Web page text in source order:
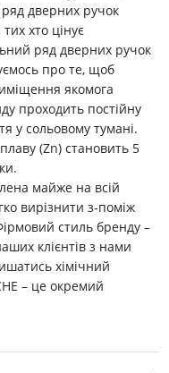
дверних ручок
хто цінує
ряд дверних ручок
про те, щоб
якомога
проходить постійну
у сольовому тумані.
(Zn) становить 5
майже на всій
вирізнити з-поміж
стиль бренду –
клієнтів з нами
хімічний
– це окремий